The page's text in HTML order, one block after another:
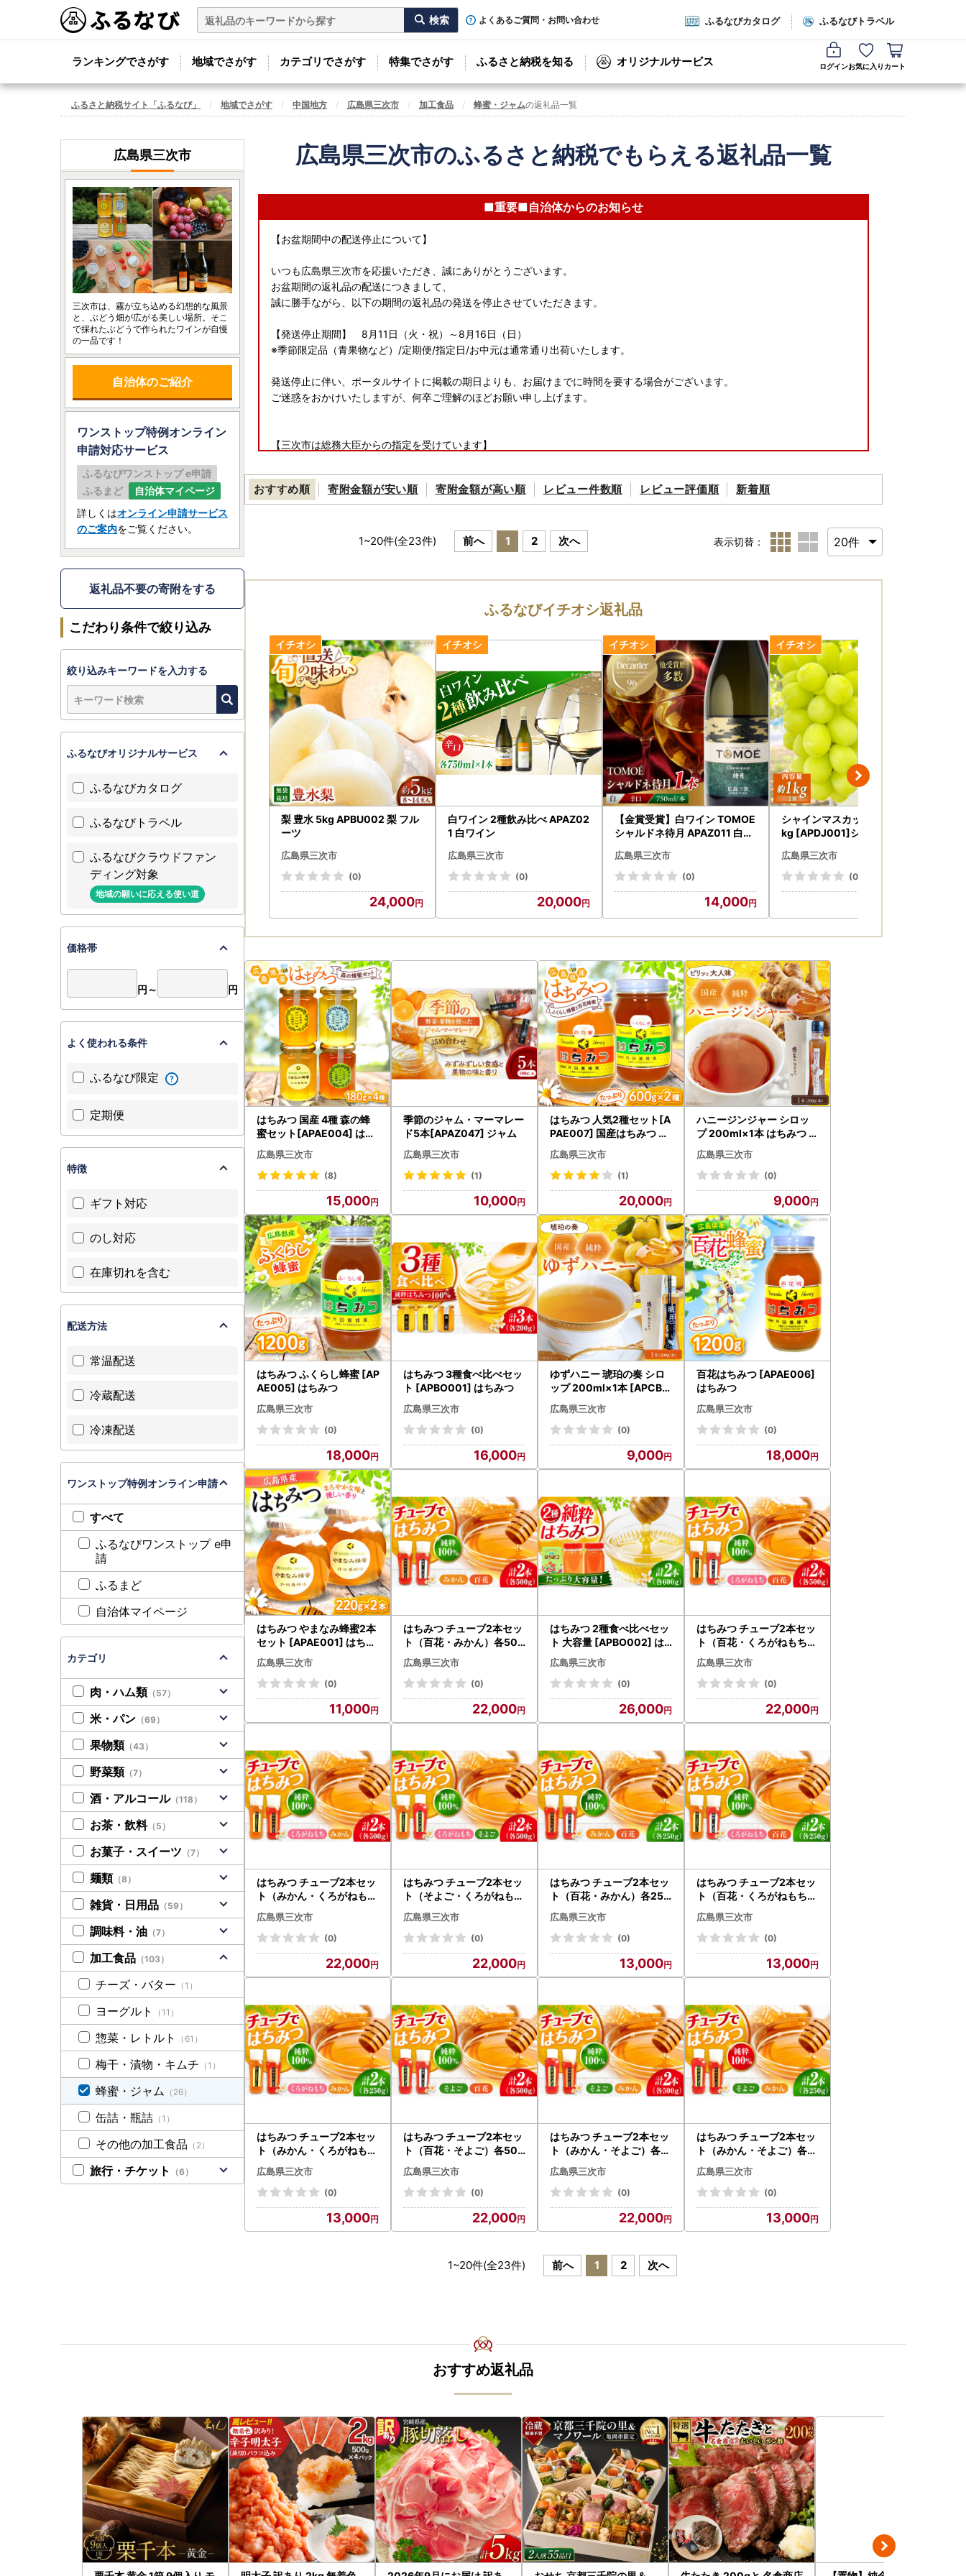
よくあるご質問・お問い合わせ ふるなびカタログ ふるなびトラベル
ランキングでさがす 地域でさがす カテゴリでさがす 特集でさがす ふるさと納税を知る オリジナルサービス ログインお気に入り カート
ふるさと納税サイト「ふるなび」 地域でさがす 中国地方 広島県三次市 加工食品 蜂蜜・ジャムの返礼品一覧
広島県三次市のふるさと納税でもらえる返礼品一覧
■重要■自治体からのお知らせ
【お盆期間中の配送停止について】
いつも広島県三次市を応援いただき、誠にありがとうございます。
お盆期間の返礼品の配送につきまして、
誠に勝手ながら、以下の期間の返礼品の発送を停止させていただきます。
【発送停止期間】 8月11日（火・祝）～8月16日（日）
※季節限定品（青果物など）/定期便/指定日/お中元は通常通り出荷いたします。
発送停止に伴い、ポータルサイトに掲載の期日よりも、お届けまでに時間を要する場合がございます。
ご迷惑をおかけいたしますが、何卒ご理解のほどお願い申し上げます。
【三次市は総務大臣からの指定を受けています】
（令和7年9月26日付け総務大臣通知(総税市第97号）による）
本市に寄附した場合、税制上の特例控除を受けることができます。
なお、ワンストップ特例申請書はご要望の寄附者様のみ同封いたします。
※詳しい申請手順は、お送りする書類をご確認くださいませ。
※マイナンバーカードをお持ちでない方は、申請書のご提出（郵送）が必要となります。
お送りするワンストップ特例申請書に必要事項をご記入の上、ご返送をお願いします。
【ワンストップ特例申請書送付先】
〒728-8501
広島県三次市十日市中二丁目8番1号
三次市役所経営企画部秘書広報課 宛
【マイナンバーカードをお持ちでワンストップ申請をご希望の方へ】
ワンストップ特例申請を完全オンラインで行えるサービス「自治体マイページでオンラインワンストップ申請」で迅速・便利に申
請ができます。
(1) 自治体マイページへログイン
(2) オンラインワンストップ特例申請画面にて、マイナンバーカードを読み取り必要事項を入力し登録。Web申請のみで完了
＜自治体マイページURL＞
https://mypg.jp
※※ 三次市では、オンラインワンストップ申請、ワンストップ受付状況確認に対応可能です。 ※※
【返礼品の発送について】
・長期不在などでお受け取りができない期間がある場合は、備考欄に必ずご入力ください。原則、再送はいたしかねます。
・万が一、返礼品のお届け時に破損や傷みなどの不具合があった場合は、速やかに下記記載の『三次市ふるさと納税お問い合わせ
窓口』までご連絡ください。
※令和5年6月1日発送分より、ヤマト運輸・転送サービスの有料化が発表されております。
転送の際はご注意ください。
ご注文前に「お届け先」を必ずご確認ください。
【個人情報の取り扱いについて】
お寄せいただいた個人情報は、寄附金の受付、入金及び返礼品発送に係る確認・連絡、各種お問い合わせ、寄附の使い道のお知ら
せの広報等に利用するものであり、それ以外の目的で使用するものではありません。
返礼品発送に関して、必要最低限の範囲において返礼品取扱い事業者に通知します。
※お名前に旧字体または機種依存文字などが含まれている場合、当市からお送りするメールにおいて、システム上一部のメールソ
フトにて文字化けが発生する可能性がございます。何卒ご了承ください。
■お問合わせ先■
三次市ふるさと納税お問い合わせ窓口
TEL：050-8893-3470
FAX：050‐6875‐5835
メール：miyoshi@steamship.co.jp
受付時間：9:00-17:00
(土日・祝、年末年始を除く)
おすすめ順 寄附金額が安い順 寄附金額が高い順 レビュー件数順 レビュー評価順 新着順
1~20件(全23件) 前へ 1 2 次へ 表示切替：
ふるなびイチオシ返礼品
梨 豊水 5kg APBU002 梨 フル
ーツ
広島県三次市
(0)
24,000
白ワイン 2種飲み比べ APAZ02
1 白ワイン
広島県三次市
(0)
20,000
【金賞受賞】白ワイン TOMOE
シャルドネ待月 APAZ011 白ワ
広島県三次市
(0)
14,000
シャインマスカット 家庭用 約1
kg [APDJ001]シャインマスカ
広島県三次市
(0)
はちみつ 国産 4種 森の蜂
蜜セット[APAE004] はち
みつ
広島県三次市
(8)
15,000
季節のジャム・マーマレー
ド5本[APAZ047] ジャム
広島県三次市
(1)
10,000
はちみつ 人気2種セット[A
PAE007] 国産はちみつ 蜂
蜜
広島県三次市
(1)
20,000
ハニージンジャー シロッ
プ 200ml×1本 はちみつ [
APCB006]
広島県三次市
(0)
9,000
はちみつ ふくらし蜂蜜 [AP
AE005] はちみつ
広島県三次市
(0)
18,000
はちみつ 3種食べ比べセッ
ト [APBO001] はちみつ
広島県三次市
(0)
16,000
ゆずハニー 琥珀の奏 シロ
ップ 200ml×1本 [APCB0
05] ゆず茶
広島県三次市
(0)
9,000
百花はちみつ [APAE006]
はちみつ
広島県三次市
(0)
18,000
はちみつ やまなみ蜂蜜2本
セット [APAE001] はちみ
つ
広島県三次市
(0)
11,000
はちみつ チューブ2本セッ
ト（百花・みかん）各500
g [APBO003] はちみつ
広島県三次市
(0)
22,000
はちみつ 2種食べ比べセッ
ト 大容量 [APBO002] は
ちみつ
広島県三次市
(0)
26,000
はちみつ チューブ2本セッ
ト（百花・くろがねもち）
各500g [APBO005] はち
みつ
広島県三次市
(0)
22,000
はちみつ チューブ2本セッ
ト（みかん・くろがねもち
）各500g [APBO007] は
ちみつ
広島県三次市
(0)
22,000
はちみつ チューブ2本セッ
ト（そよご・くろがねもち
）各500g [APBO008] は
ちみつ
広島県三次市
(0)
22,000
はちみつ チューブ2本セッ
ト（百花・みかん）各250
g [APBO009] はちみつ
広島県三次市
(0)
13,000
はちみつ チューブ2本セッ
ト（百花・くろがねもち）
各250g [APBO011] はち
みつ
広島県三次市
(0)
13,000
はちみつ チューブ2本セッ
ト（みかん・くろがねもち
）各250g [APBO013] は
ちみつ
広島県三次市
(0)
13,000
はちみつ チューブ2本セッ
ト（百花・そよご）各500
g [APBO004] はちみつ
広島県三次市
(0)
22,000
はちみつ チューブ2本セッ
ト（みかん・そよご）各5
00g [APBO006] はちみ
つ
広島県三次市
(0)
22,000
はちみつ チューブ2本セッ
ト（みかん・そよご）各2
50g [APBO012] はちみつ
広島県三次市
(0)
13,000
1~20件(全23件) 前へ 1 2 次へ
広島県三次市
三次市は、霧が立ち込める幻想的な風景
と、ぶどう畑が広がる美しい場所。そこ
で採れたぶどうで作られたワインが自慢
の一品です！
自治体のご紹介
ワンストップ特例オンライン
申請対応サービス
ふるなびワンストップ e申請
ふるまど
自治体マイページ
詳しくはオンライン申請サービス
のご案内をご覧ください。
返礼品不要の寄附をする
こだわり条件で絞り込み
絞り込みキーワードを入力する
ふるなびオリジナルサービス
ふるなびカタログ
ふるなびトラベル
ふるなびクラウドファン
ディング対象
地域の願いに応える使い道
価格帯
円～ 円
よく使われる条件
ふるなび限定
定期便
特徴
ギフト対応
のし対応
在庫切れを含む
配送方法
常温配送
冷蔵配送
冷凍配送
ワンストップ特例オンライン申請
すべて
ふるなびワンストップ e申
請
ふるまど
自治体マイページ
カテゴリ
肉・ハム類 （57）
米・パン （69）
果物類 （43）
野菜類 （7）
酒・アルコール（118）
お茶・飲料（5）
お菓子・スイーツ （7）
麺類 （8）
雑貨・日用品 （59）
調味料・油 （7）
加工食品 （103）
チーズ・バター （1）
ヨーグルト （11）
惣菜・レトルト （61）
梅干・漬物・キムチ （1）
蜂蜜・ジャム （26）
缶詰・瓶詰 （1）
その他の加工食品 （2）
旅行・チケット （6）
おすすめ返礼品